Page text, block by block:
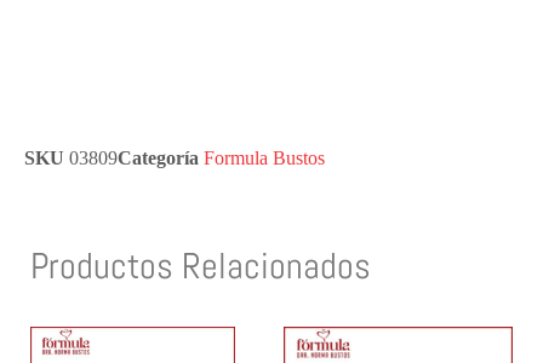
SKU 03809Categoría Formula Bustos
Productos Relacionados